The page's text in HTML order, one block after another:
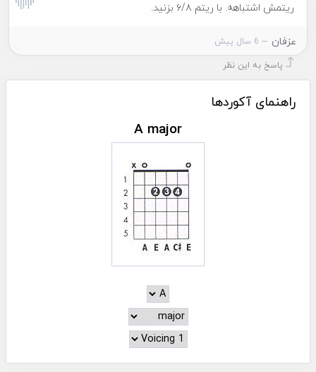
ریتمش اشتباهه. با ریتم ۶/۸ بزنید.
عزفان
پاسخ به این نظر
راهنمای آکوردها
A major